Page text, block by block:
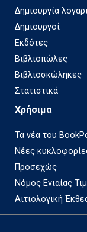
Δημιουργία
Δημιουργοί
Εκδότες
Βιβλιοπώλες
Βιβλιοσκώληκες
Στατιστικά
Χρήσιμα
Τα νέα του
Νέες
Προσεχώς
Νόμος Ενιαίας
Αιτιολογική